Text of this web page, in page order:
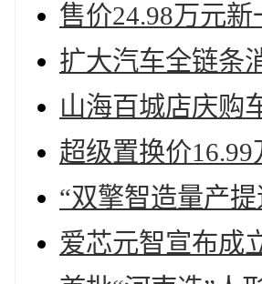
售价24.98万元
扩大汽车全链条
山海百城店庆购
超级置换价
“双擎智造量产
爱芯元智宣布成